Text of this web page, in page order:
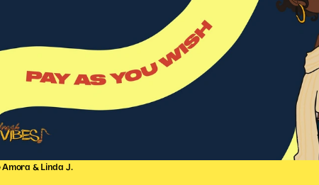
Amora & Linda J.